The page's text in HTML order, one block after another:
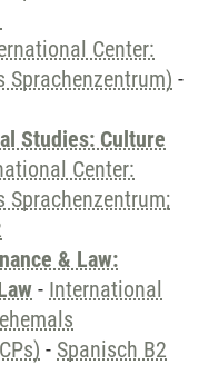
Center:
Sprachenzentrum) -
Studies: Culture
Center:
Sprachenzentrum;
& Law:
- International
- Spanisch B2